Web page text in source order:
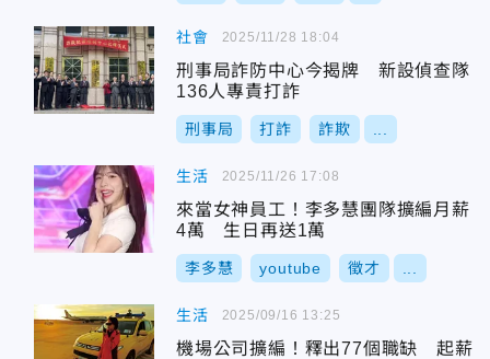
社會
刑事局詐防中心今揭牌 新設偵查隊
136人專責打詐
刑事局 打詐 詐欺
2025/11/28 18:04
生活
來當女神員工！李多慧團隊擴編月薪
4萬 生日再送1萬
李多慧 youtube 徵才
2025/11/26 17:08
生活
機場公司擴編！釋出77個職缺 起薪
2025/09/16 13:25